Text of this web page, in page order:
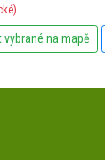
vybrané na mapě